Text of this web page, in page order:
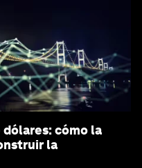
cómo la
la